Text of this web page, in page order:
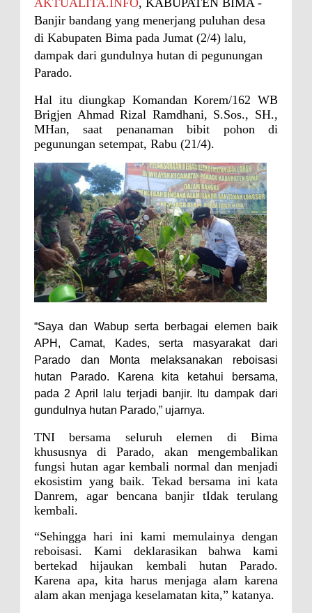
Perairan Sanggar
Perkuat Soliditas-Sinergi,
Kapolres Bima Silaturahmi ke
Nobar Piala Dunia Argentina vs
Inggris, Polres Bima Pererat
Silaturahmi dengan Masyarakat
Antusiasnya Warga dan Polisi
Nobar Bareng Laga Prancis vs
Spanyol di Mapolres Bima
Wali Kota Bima Tinjau Finalisasi
Pembangunan RSUD Kota Bima,
Pastikan Pemindahan Layanan
Berjalan Bertahap
Polres Bima Bantu Warga Padolo
Atasi Krisis Air Bersih
Wali Kota Bima Tinjau Rumah
Warga Tidak Layak Huni di
Kelurahan Oi Mbo, Dorong
Percepatan Bantuan BSPS
Wakil Wali Kota Bima
Konsultasikan Usulan Inpres
Jalan Daerah 2026 dan
NTB
Wali Kota Tekankan Disiplin ASN
dan Penguatan Kolaborasi
Wali Kota Bima Hadiri Rakornas
AKTUALITA.INFO, KABUPATEN BIMA -
Banjir bandang yang menerjang puluhan desa
di Kabupaten Bima pada Jumat (2/4) lalu,
dampak dari gundulnya hutan di pegunungan
Parado.
Hal itu diungkap Komandan Korem/162 WB
Brigjen Ahmad Rizal Ramdhani, S.Sos., SH.,
MHan, saat penanaman bibit pohon di
pegunungan setempat, Rabu (21/4).
“Saya dan Wabup serta berbagai elemen baik
APH, Camat, Kades, serta masyarakat dari
Parado dan Monta melaksanakan reboisasi
hutan Parado. Karena kita ketahui bersama,
pada 2 April lalu terjadi banjir. Itu dampak dari
gundulnya hutan Parado,” ujarnya.
TNI bersama seluruh elemen di Bima
khususnya di Parado, akan mengembalikan
fungsi hutan agar kembali normal dan menjadi
ekosistim yang baik. Tekad bersama ini kata
Danrem, agar bencana banjir tIdak terulang
kembali.
“Sehingga hari ini kami memulainya dengan
reboisasi. Kami deklarasikan bahwa kami
bertekad hijaukan kembali hutan Parado.
Karena apa, kita harus menjaga alam karena
alam akan menjaga keselamatan kita,” katanya.